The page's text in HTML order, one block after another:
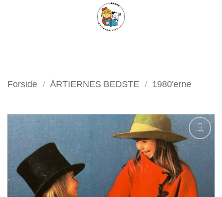
FILTER
Forside / ÅRTIERNES BEDSTE / 1980'erne
Tilføj
favorit